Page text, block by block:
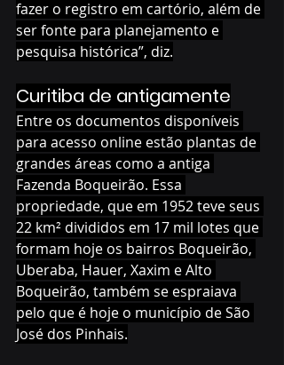
fazer o registro em cartório, além de
ser fonte para planejamento e
pesquisa histórica”, diz.
Curitiba de antigamente
Entre os documentos disponíveis
para acesso online estão plantas de
grandes áreas como a antiga
Fazenda Boqueirão. Essa
propriedade, que em 1952 teve seus
22 km² divididos em 17 mil lotes que
formam hoje os bairros Boqueirão,
Uberaba, Hauer, Xaxim e Alto
Boqueirão, também se espraiava
pelo que é hoje o município de São
José dos Pinhais.